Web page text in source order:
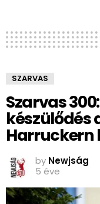
SZARVAS
Szarvas
készülődés
Harruckern
by Newjság
5 éve